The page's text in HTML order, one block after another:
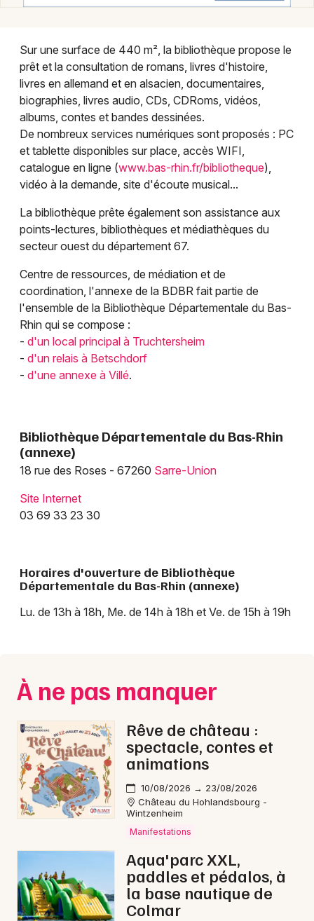
Bibliothèque et médiathèque dans le Grand Est
Jeux concours
Newsletter des sorties
Actus dans le Bas-Rhin
Magazine dans le Bas-Rhin
Actus tourisme & loisirs
Restaurants
67 - Bas-Rhin
Je m'abonne
Sur une surface de 440 m², la bibliothèque propose le
prêt et la consultation de romans, livres d'histoire,
livres en allemand et en alsacien, documentaires,
biographies, livres audio, CDs, CDRoms, vidéos,
albums, contes et bandes dessinées.
De nombreux services numériques sont proposés : PC
et tablette disponibles sur place, accès WIFI,
catalogue en ligne (www.bas-rhin.fr/bibliotheque),
vidéo à la demande, site d'écoute musical...
La bibliothèque prête également son assistance aux
points-lectures, bibliothèques et médiathèques du
secteur ouest du département 67.
Centre de ressources, de médiation et de
coordination, l'annexe de la BDBR fait partie de
l'ensemble de la Bibliothèque Départementale du Bas-
Rhin qui se compose :
- d'un local principal à Truchtersheim
- d'un relais à Betschdorf
- d'une annexe à Villé.
Bibliothèque Départementale du Bas-Rhin
(annexe)
18 rue des Roses - 67260 Sarre-Union
Site Internet
03 69 33 23 30
Horaires d'ouverture de Bibliothèque
Départementale du Bas-Rhin (annexe)
Lu. de 13h à 18h, Me. de 14h à 18h et Ve. de 15h à 19h
À ne pas manquer
Rêve de château :
spectacle, contes et
animations
10/08/2026 → 23/08/2026
Château du Hohlandsbourg -
Wintzenheim
Manifestations
Aqua'parc XXL,
paddles et pédalos, à
la base nautique de
Colmar